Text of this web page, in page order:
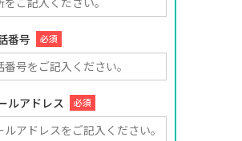
番号 必須
ルアドレス 必須